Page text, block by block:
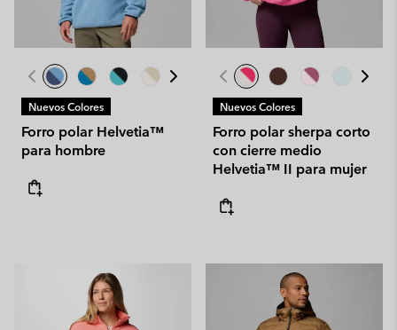
Nuevos Colores
Forro polar Helvetia™
para hombre
Nuevos Colores
Forro polar sherpa corto
con cierre medio
Helvetia™ II para mujer